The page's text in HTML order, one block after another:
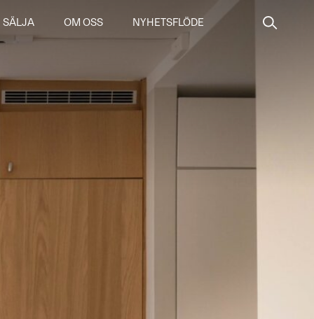
SÄLJA OM OSS NYHETSFLÖDE